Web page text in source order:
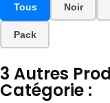
Tous Noir
Pack
3 Autres
Catégorie :